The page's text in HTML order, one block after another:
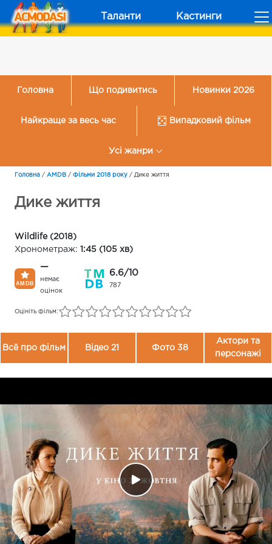
Таланти Кастинги
Головна Що подивитись Новинки 2026
Найкраще за весь час Випадковий фільм
Усі жанри
Головна / AMDB / Фільми 2018 року / Дике життя
Дике життя
Wildlife (2018)
Хронометраж: 1:45 (105 хв)
—
немає
оцінок
6.6/10
787
Оцініть фільм:
Всё про фільм Відео 21 Фото 38
Актори та
персонажі